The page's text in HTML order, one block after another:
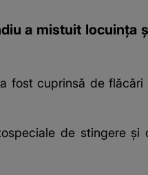
a mistuit locuința
fost cuprinsă de flăcări
de stingere și